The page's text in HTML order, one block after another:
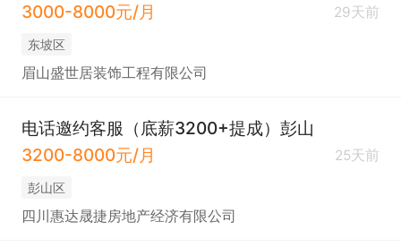
3000-8000元/月
29天前
东坡区
眉山盛世居装饰工程有限公司
电话邀约客服（底薪3200+提成）彭山
3200-8000元/月
25天前
彭山区
四川惠达晟捷房地产经济有限公司